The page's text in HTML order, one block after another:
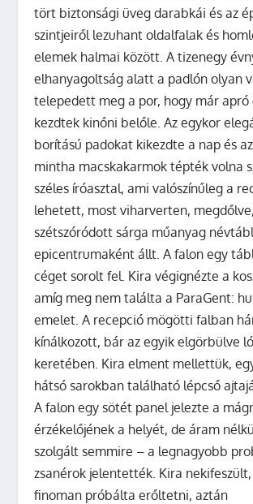
tört biztonsági üveg darabkái és az
szintjeiről lezuhant oldalfalak és
elemek halmai között. A tizenegy
elhanyagoltság alatt a padlón olyan
telepedett meg a por, hogy már apró
kezdtek kinőni belőle. Az egykor
borítású padokat kikezdte a nap és
mintha macskakarmok tépték volna
széles íróasztal, ami valószínűleg a
lehetett, most viharverten, megdőlve,
szétszóródott sárga műanyag
epicentrumaként állt. A falon egy
céget sorolt fel. Kira végignézte a
amíg meg nem találta a ParaGent:
emelet. A recepció mögötti falban
kínálkozott, bár az egyik elgörbülve
keretében. Kira elment mellettük,
hátsó sarokban található lépcső
A falon egy sötét panel jelezte a
érzékelőjének a helyét, de áram
szolgált semmire – a legnagyobb
zsanérok jelentették. Kira
finoman próbálta erőltetni, aztán